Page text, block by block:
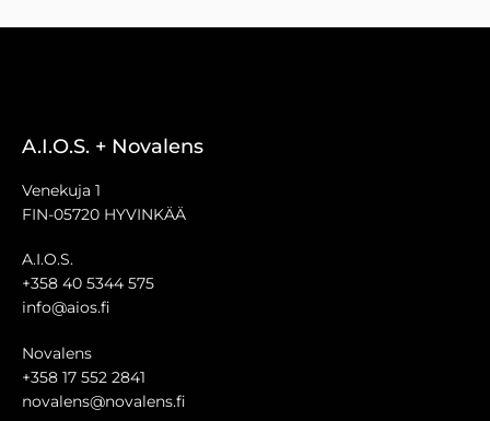
A.I.O.S. + Novalens
Venekuja 1
FIN-05720 HYVINKÄÄ
A.I.O.S.
+358 40 5344 575
info@aios.fi
Novalens
+358 17 552 2841
novalens@novalens.fi